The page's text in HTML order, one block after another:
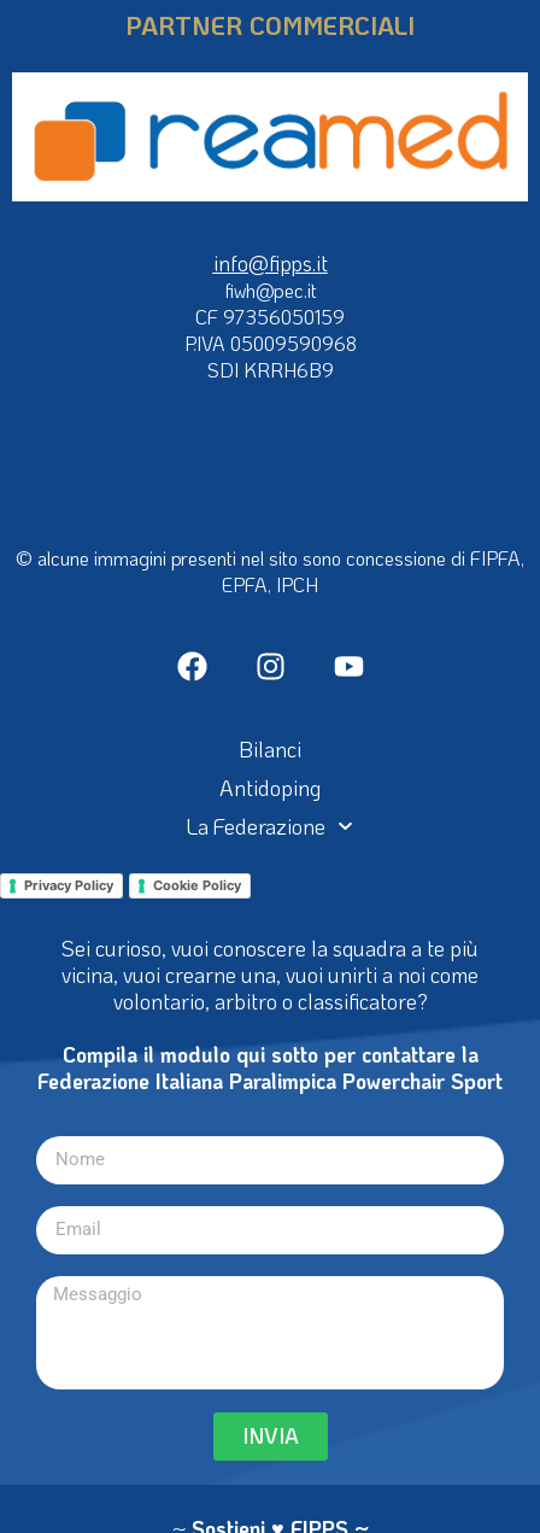
PARTNER COMMERCIALI
info@fipps.it
fiwh@pec.it
CF 97356050159
P.IVA 05009590968
SDI KRRH6B9
© alcune immagini presenti nel sito sono concessione di FIPFA,
EPFA, IPCH
Bilanci
Antidoping
La Federazione
Privacy Policy Cookie Policy
Sei curioso, vuoi conoscere la squadra a te più
vicina, vuoi crearne una, vuoi unirti a noi come
volontario, arbitro o classificatore?
Compila il modulo qui sotto per contattare la
Federazione Italiana Paralimpica Powerchair Sport
INVIA